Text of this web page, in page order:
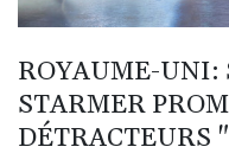
ROYAUME-UNI:
STARMER
DÉTRACTEURS